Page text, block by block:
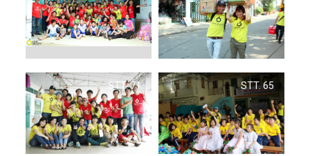
STT. 71 STT. 65